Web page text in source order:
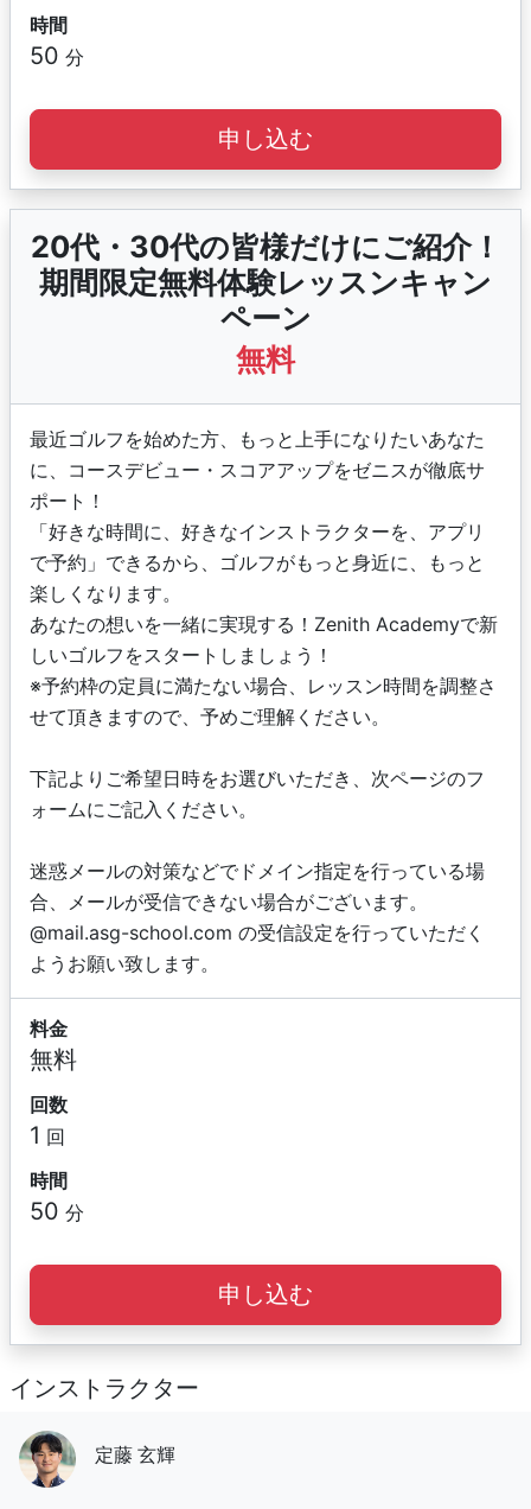
時間
50 分
申し込む
20代・30代の皆様だけにご紹介！
期間限定無料体験レッスンキャン
ペーン
無料
最近ゴルフを始めた方、もっと上手になりたいあなた
に、コースデビュー・スコアアップをゼニスが徹底サ
ポート！
「好きな時間に、好きなインストラクターを、アプリ
で予約」できるから、ゴルフがもっと身近に、もっと
楽しくなります。
あなたの想いを一緒に実現する！Zenith Academyで新
しいゴルフをスタートしましょう！
※予約枠の定員に満たない場合、レッスン時間を調整さ
せて頂きますので、予めご理解ください。
下記よりご希望日時をお選びいただき、次ページのフ
ォームにご記入ください。
迷惑メールの対策などでドメイン指定を行っている場
合、メールが受信できない場合がございます。
@mail.asg-school.com の受信設定を行っていただく
ようお願い致します。
料金
無料
回数
1 回
時間
50 分
申し込む
インストラクター
定藤 玄輝